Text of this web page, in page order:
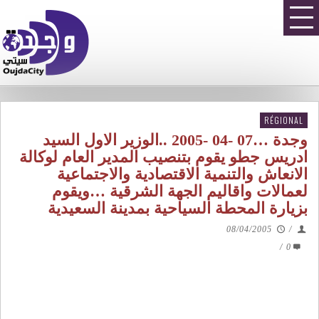
RÉGIONAL
وجدة …07 -04 -2005 ..الوزير الاول السيد
ادريس جطو يقوم بتنصيب المدير العام لوكالة
الانعاش والتنمية الاقتصادية والاجتماعية
لعمالات واقاليم الجهة الشرقية …ويقوم
بزيارة المحطة السياحية بمدينة السعيدية
/
08/04/2005
0
/